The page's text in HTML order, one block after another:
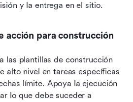
y la entrega en el sitio.
acción para construcción
las plantillas de construcción
alto nivel en tareas específicas
límite. Apoya la ejecución
lo que debe suceder a